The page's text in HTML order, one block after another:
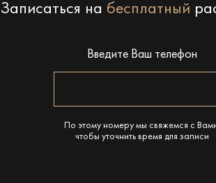
Записаться на бесплатный
Введите Ваш телефон
По этому номеру мы свяжемся с
чтобы уточнить время для записи